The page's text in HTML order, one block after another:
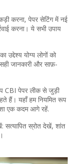
करना, पेपर सेटिंग में नई
करना। ये सभी उपाय
उद्देश्य योग्य लोगों को
जानकारी और साफ़-
CBI पेपर लीक से जुड़ी
हैं। यहाँ हम नियमित रूप
एक कदम आगे रहें.
सत्यापित स्रोत देखें, शांत